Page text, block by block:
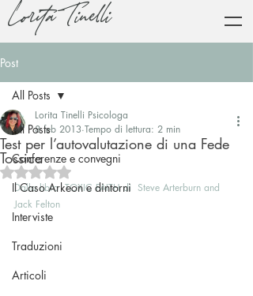
Lorita Tinelli
Post
All Posts
Conferenze e convegni
Il Caso Arkeon e dintorni
Interviste
Traduzioni
Articoli
All Posts
Test per l’autovalutazione di una Fede
Tossica
Lorita Tinelli Psicologa
8 feb 2013 Tempo di lettura: 2 min
Valutazione NaN stelle su 5.
Dalla libro  TOXIC FAITH di  Steve Arterburn and
Jack Felton